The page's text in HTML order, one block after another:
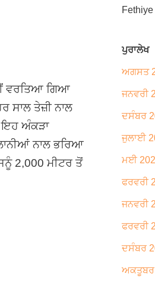
ਵਰਤਿਆ ਗਿਆ
ਸਾਲ ਤੇਜ਼ੀ ਨਾਲ
ਇਹ ਅੰਕੜਾ
ਨਾਲ ਭਰਿਆ
2,000 ਮੀਟਰ ਤੋਂ
ਪੁਰਾਲੇਖ
ਅਗਸਤ
ਜਨਵਰੀ
ਦਸੰਬਰ
ਜੁਲਾਈ
ਮਈ
ਫਰਵਰੀ
ਜਨਵਰੀ
ਫਰਵਰੀ
ਦਸੰਬਰ
ਅਕਤੂਬਰ